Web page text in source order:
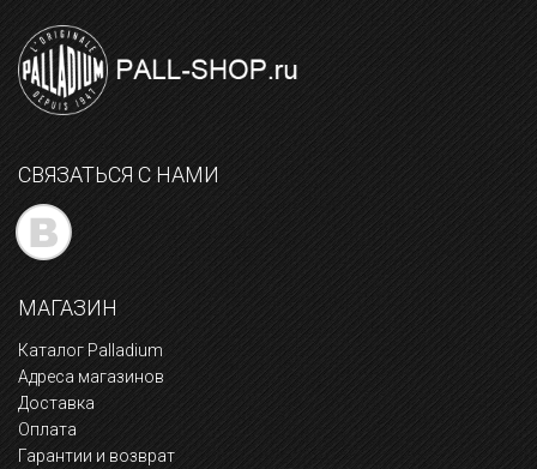
СВЯЗАТЬСЯ С НАМИ
МАГАЗИН
Каталог Palladium
Адреса магазинов
Доставка
Оплата
Гарантии и возврат